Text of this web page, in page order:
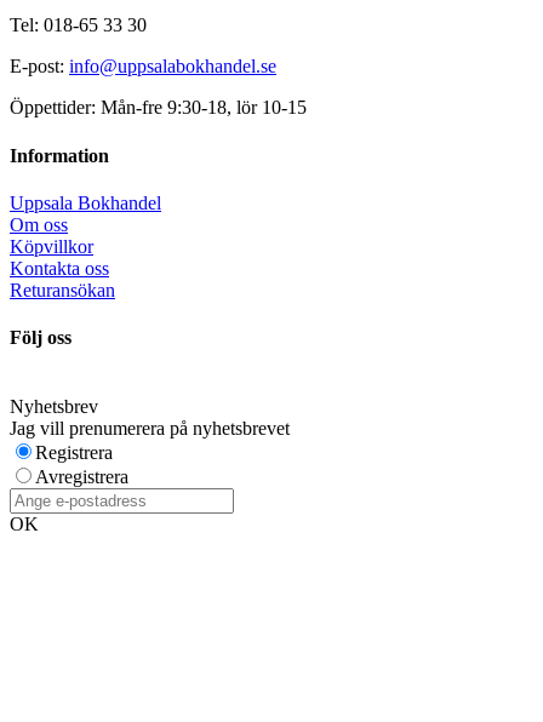
Tel: 018-65 33 30
E-post: info@uppsalabokhandel.se
Öppettider: Mån-fre 9:30-18, lör 10-15
Information
Uppsala Bokhandel
Om oss
Köpvillkor
Kontakta oss
Returansökan
Följ oss
Nyhetsbrev
Jag vill prenumerera på nyhetsbrevet
Registrera
Avregistrera
OK